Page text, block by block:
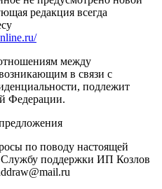
редакция всегда
между
в связи с
подлежит
Федерации.
по поводу настоящей
Службу поддержки ИП Козлов